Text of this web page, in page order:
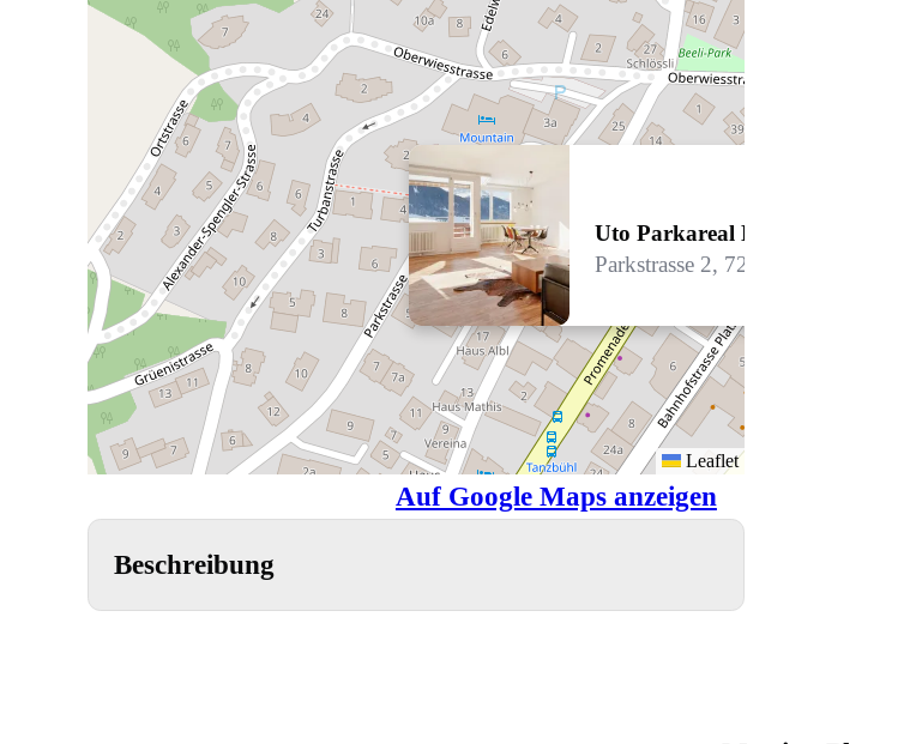
Uto Parkareal Nr. 606
Parkstrasse 2, 7270 Davos Platz
Leaflet
Auf Google Maps anzeigen
Beschreibung